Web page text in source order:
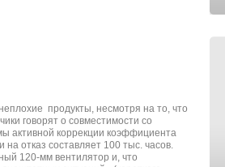
продукты, несмотря на то, что
говорят о совместимости со
активной коррекции коэффициента
отказ составляет 100 тыс. часов.
120-мм вентилятор и, что